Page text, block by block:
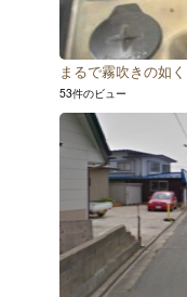
まるで霧吹きの如く
53件のビュー